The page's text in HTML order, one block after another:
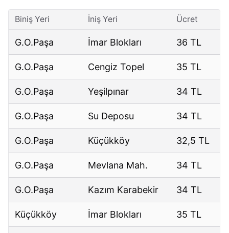
Biniş Yeri İniş Yeri Ücret
G.O.Paşa İmar Blokları 36 TL
G.O.Paşa Cengiz Topel 35 TL
G.O.Paşa Yeşilpınar 34 TL
G.O.Paşa Su Deposu 34 TL
G.O.Paşa Küçükköy 32,5 TL
G.O.Paşa Mevlana Mah. 34 TL
G.O.Paşa Kazım Karabekir 34 TL
Küçükköy İmar Blokları 35 TL